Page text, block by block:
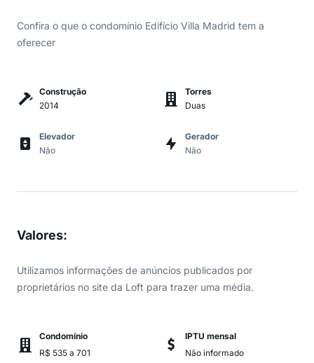
Confira o que o condomínio Edifício Villa Madrid tem a
oferecer
Construção
2014
Torres
Duas
Elevador
Não
Gerador
Não
Valores:
Utilizamos informações de anúncios publicados por
proprietários no site da Loft para trazer uma média.
Condomínio
R$ 535 a 701
IPTU mensal
Não informado